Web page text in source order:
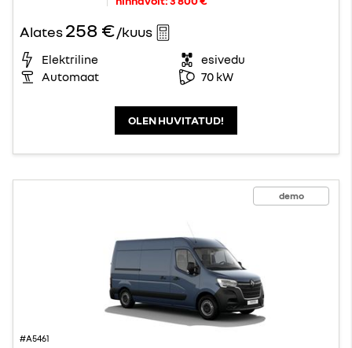
Alates258 €/kuus
Elektriline
esivedu
Automaat
70 kW
OLEN HUVITATUD!
demo
#A5461